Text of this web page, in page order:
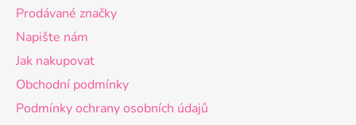
Prodávané značky
Napište nám
Jak nakupovat
Obchodní podmínky
Podmínky ochrany osobních údajů